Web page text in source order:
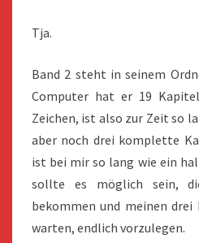
Tja.
Band 2 steht in seinem
Computer hat er 19
Zeichen, ist also zur Zeit so
aber noch drei komplette
ist bei mir so lang wie ein
sollte es möglich sein,
bekommen und meinen
warten, endlich vorzulegen.